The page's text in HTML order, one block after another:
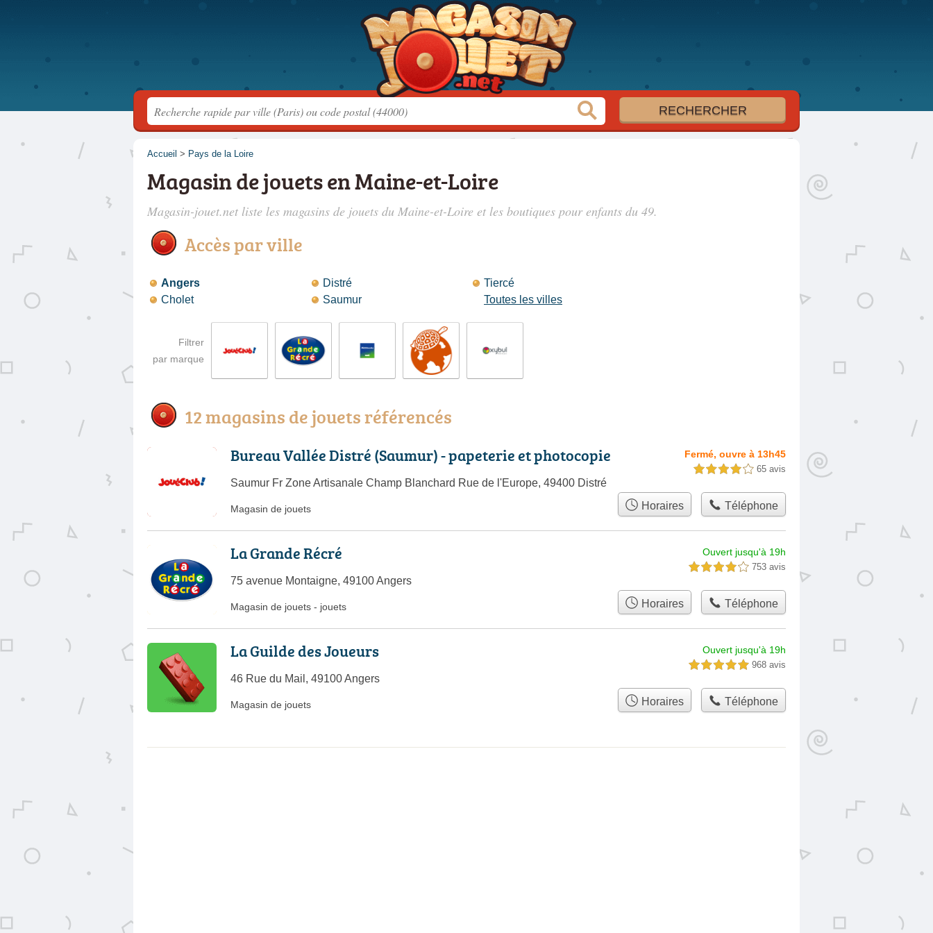
Accueil > Pays de la Loire
Magasin de jouets en Maine-et-Loire
Magasin-jouet.net liste les magasins de jouets du Maine-et-Loire et les boutiques pour enfants du 49.
Accès par ville
Angers
Cholet
Distré
Saumur
Tiercé
Toutes les villes
Filtrer
par marque
12 magasins de jouets référencés
Bureau Vallée Distré (Saumur) - papeterie et photocopie
Saumur Fr Zone Artisanale Champ Blanchard Rue de l'Europe, 49400 Distré
Fermé, ouvre à 13h45
4,0 étoiles sur 5 65 avis
Magasin de jouets Horaires Téléphone
La Grande Récré
75 avenue Montaigne, 49100 Angers
Ouvert jusqu'à 19h
4,0 étoiles sur 5 753 avis
Magasin de jouets - jouets Horaires Téléphone
La Guilde des Joueurs
46 Rue du Mail, 49100 Angers
Ouvert jusqu'à 19h
5,0 étoiles sur 5 968 avis
Magasin de jouets Horaires Téléphone